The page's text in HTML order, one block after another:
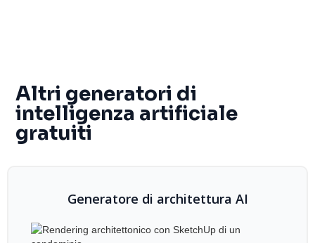
Altri generatori di
intelligenza artificiale
gratuiti
Generatore di architettura AI